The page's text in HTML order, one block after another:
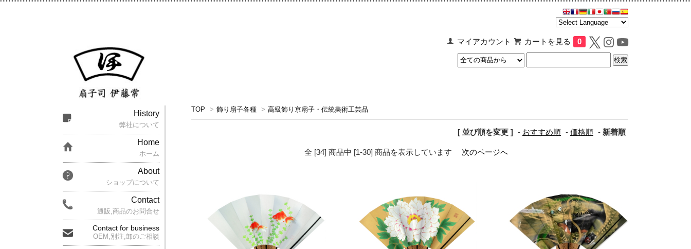
マイアカウント カートを見る 0
TOP > 飾り扇子各種 > 高級飾り京扇子・伝統美術工芸品
[ 並び順を変更 ] - おすすめ順 - 価格順 - 新着順
全 [34] 商品中 [1-30] 商品を表示しています 次のページへ
History
弊社について
Home
ホーム
About
ショップについて
Contact
通販,商品のお問合せ
Contact for business
OEM,別注,卸のご相談